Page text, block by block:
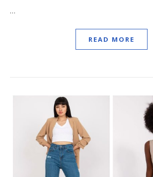
…
READ MORE